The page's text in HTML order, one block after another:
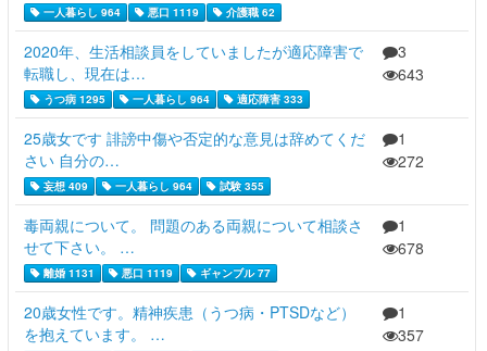
一人暮らし 964 悪口 1119 介護職 62
2020年、生活相談員をしていましたが適応障害で
転職し、現在は…
うつ病 1295 一人暮らし 964 適応障害 333
3
643
25歳女です 誹謗中傷や否定的な意見は辞めてくだ
さい 自分の…
妄想 409 一人暮らし 964 試験 355
1
272
毒両親について。 問題のある両親について相談さ
せて下さい。 …
離婚 1131 悪口 1119 ギャンブル 77
1
678
20歳女性です。精神疾患（うつ病・PTSDなど）
を抱えています。 …
1
357